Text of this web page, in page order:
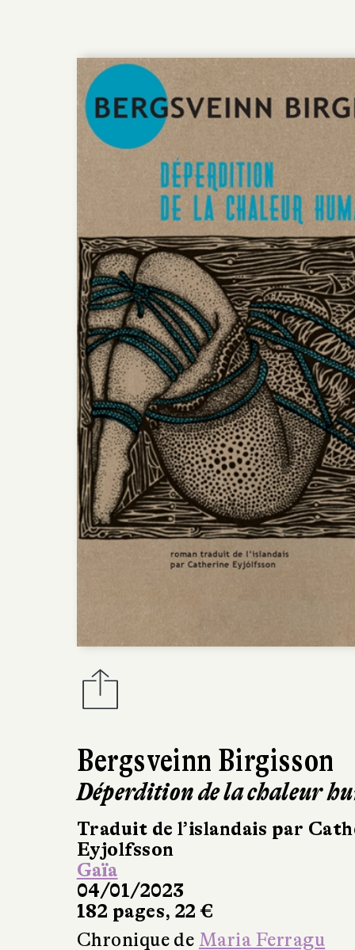
Bergsveinn Birgisson
Déperdition de la chaleur
Traduit de l’islandais par
Eyjolfsson
Gaïa
04/01/2023
182 pages, 22 €
Chronique de Maria Ferragu